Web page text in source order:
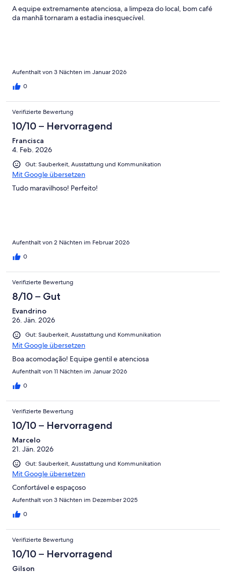
A equipe extremamente atenciosa, a limpeza do local, bom café
da manhã tornaram a estadia inesquecível.
Aufenthalt von 3 Nächten im Januar 2026
0
Verifizierte Bewertung
10/10 – Hervorragend
Francisca
4. Feb. 2026
Gut: Sauberkeit, Ausstattung und Kommunikation
Mit Google übersetzen
Tudo maravilhoso! Perfeito!
Aufenthalt von 2 Nächten im Februar 2026
0
Verifizierte Bewertung
8/10 – Gut
Evandrino
26. Jän. 2026
Gut: Sauberkeit, Ausstattung und Kommunikation
Mit Google übersetzen
Boa acomodação! Equipe gentil e atenciosa
Aufenthalt von 11 Nächten im Januar 2026
0
Verifizierte Bewertung
10/10 – Hervorragend
Marcelo
21. Jän. 2026
Gut: Sauberkeit, Ausstattung und Kommunikation
Mit Google übersetzen
Confortável e espaçoso
Aufenthalt von 3 Nächten im Dezember 2025
0
Verifizierte Bewertung
10/10 – Hervorragend
Gilson